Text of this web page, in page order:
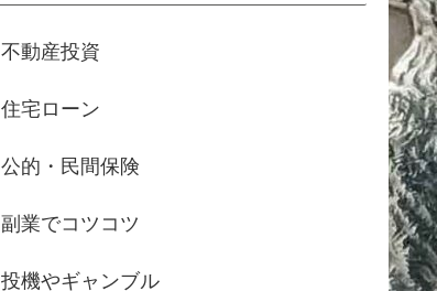
不動産投資
住宅ローン
公的・民間保険
副業でコツコツ
投機やギャンブル